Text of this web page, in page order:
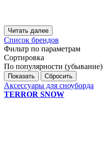
Читать далее
Список брендов
Фильтр по параметрам
Сортировка
По популярности (убывание)
Сбросить
Аксессуары для сноуборда
TERROR SNOW